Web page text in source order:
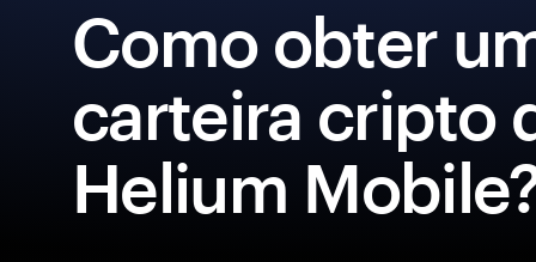
Como obter
carteira cripto
Helium